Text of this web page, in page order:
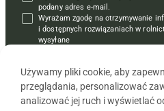
Polityka prywatności
Reklama
Krzyżówki
podany adres e-mail.
Wyrażam zgodę na otrzymywanie
i dostępnych rozwiązaniach w
wysyłane
Używamy pliki cookie, aby
przeglądania, personalizować
analizować jej ruch i wyświetlać